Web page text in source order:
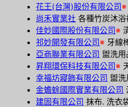
花王(台灣)股份有限公司 ※
尚禾實業社 各種竹炭沐浴
佳妙國際股份有限公司 ※
祁妙開發有限公司 ※ 牙線
亞商聯業有限公司 盥洗用
昇翔環保科技有限公司 ※
幸福坊寢飾有限公司 盥
金蟾蜍國際實業有限公司
建固有限公司 抹布. 洗衣